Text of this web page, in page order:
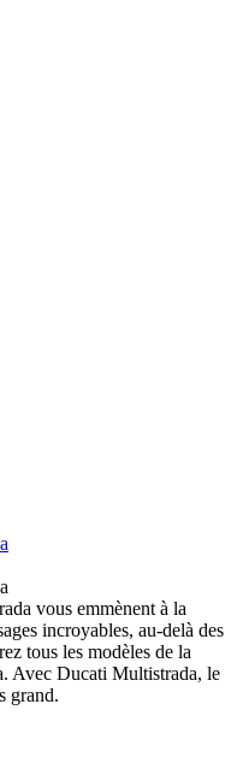
vous emmènent à la
incroyables, au-delà des
tous les modèles de la
Avec Ducati Multistrada, le
grand.